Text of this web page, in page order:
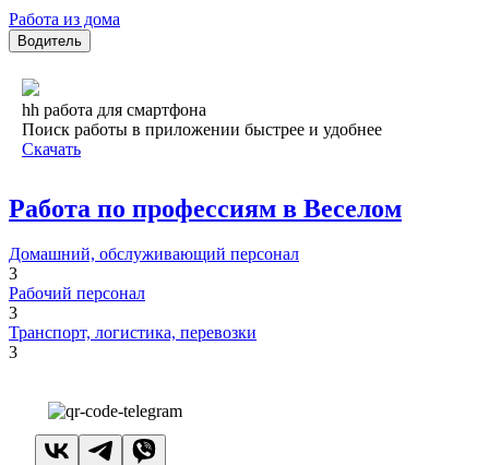
Работа из дома
Водитель
hh работа для смартфона
Поиск работы в приложении быстрее и удобнее
Скачать
Работа по профессиям в Веселом
Домашний, обслуживающий персонал
3
Рабочий персонал
3
Транспорт, логистика, перевозки
3